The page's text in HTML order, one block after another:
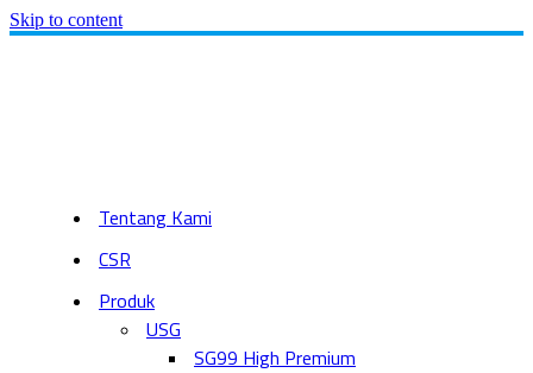
Skip to content
Tentang Kami
CSR
Produk
USG
SG99 High Premium